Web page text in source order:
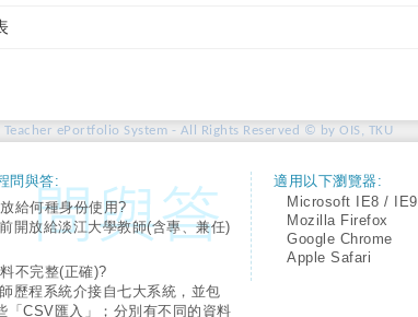
ePortfolio System - All Rights Reserved © by OIS, TKU
問與答:
給何種身份使用?
開放給淡江大學教師(含專、兼任)
不完整(正確)?
歷程系統介接自七大系統，並包
「CSV匯入」；分別有不同的資料
適用以下瀏覽器:
Microsoft IE8 / IE9
Mozilla Firefox
Google Chrome
Apple Safari